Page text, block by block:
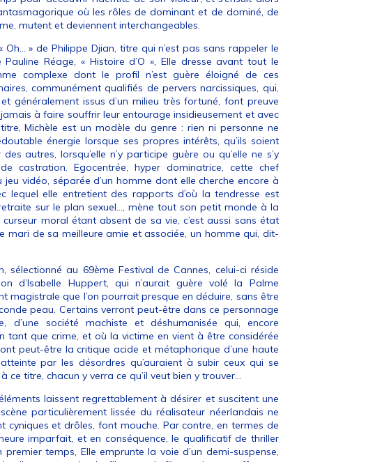
où les rôles de dominant et de dominé, de
mutent et deviennent interchangeables.
» de Philippe Djian, titre qui n’est pas sans rappeler le
Réage, « Histoire d’O », Elle dresse avant tout le
complexe dont le profil n’est guère éloigné de ces
communément qualifiés de pervers narcissiques, qui,
généralement issus d’un milieu très fortuné, font preuve
à faire souffrir leur entourage insidieusement et avec
Michèle est un modèle du genre : rien ni personne ne
énergie lorsque ses propres intérêts, qu’ils soient
autres, lorsqu’elle n’y participe guère ou qu’elle ne s’y
castration. Egocentrée, hyper dominatrice, cette chef
vidéo, séparée d’un homme dont elle cherche encore à
lequel elle entretient des rapports d’où la tendresse est
sur le plan sexuel…, mène tout son petit monde à la
moral étant absent de sa vie, c’est aussi sans état
mari de sa meilleure amie et associée, un homme qui, dit-
au 69ème Festival de Cannes, celui-ci réside
d’Isabelle Huppert, qui n’aurait guère volé la Palme
magistrale que l’on pourrait presque en déduire, sans être
peau. Certains verront peut-être dans ce personnage
d’une société machiste et déshumanisée qui, encore
tant que crime, et où la victime en vient à être considérée
peut-être la critique acide et métaphorique d’une haute
par les désordres qu’auraient à subir ceux qui se
ce titre, chacun y verra ce qu’il veut bien y trouver…
laissent regrettablement à désirer et suscitent une
particulièrement lissée du réalisateur néerlandais ne
cyniques et drôles, font mouche. Par contre, en termes de
imparfait, et en conséquence, le qualificatif de thriller
temps, Elle emprunte la voie d’un demi-suspense,